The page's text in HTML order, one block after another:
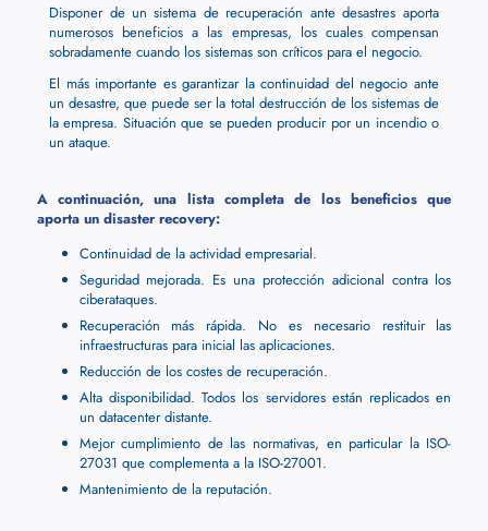
Disponer de un sistema de recuperación ante desastres aporta
numerosos beneficios a las empresas, los cuales compensan
sobradamente cuando los sistemas son críticos para el negocio.
El más importante es garantizar la continuidad del negocio ante
un desastre, que puede ser la total destrucción de los sistemas de
la empresa. Situación que se pueden producir por un incendio o
un ataque.
A continuación, una lista completa de los beneficios que
aporta un disaster recovery:
Continuidad de la actividad empresarial.
Seguridad mejorada. Es una protección adicional contra los
ciberataques.
Recuperación más rápida. No es necesario restituir las
infraestructuras para inicial las aplicaciones.
Reducción de los costes de recuperación.
Alta disponibilidad. Todos los servidores están replicados en
un datacenter distante.
Mejor cumplimiento de las normativas, en particular la ISO-
27031 que complementa a la ISO-27001.
Mantenimiento de la reputación.